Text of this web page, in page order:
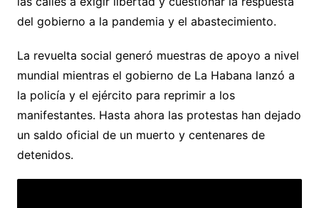
del gobierno a la pandemia y el abastecimiento.
La revuelta social generó muestras de apoyo a nivel
mundial mientras el gobierno de La Habana lanzó a
la policía y el ejército para reprimir a los
manifestantes. Hasta ahora las protestas han dejado
un saldo oficial de un muerto y centenares de
detenidos.